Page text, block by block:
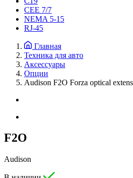
CEE 7/7
NEMA 5-15
RJ-45
Главная
Техника для авто
Аксессуары
Опции
Audison F2O Forza optical
F2O
Audison